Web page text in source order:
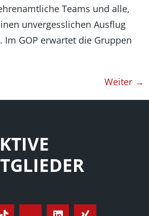
Teams und alle,
unvergesslichen Ausflug
Im GOP erwartet die Gruppen
Weiter →